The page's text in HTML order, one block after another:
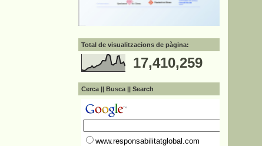
Total de visualitzacions de pàgina:
17,410,259
Cerca || Busca || Search
www.responsabilitatglobal.com